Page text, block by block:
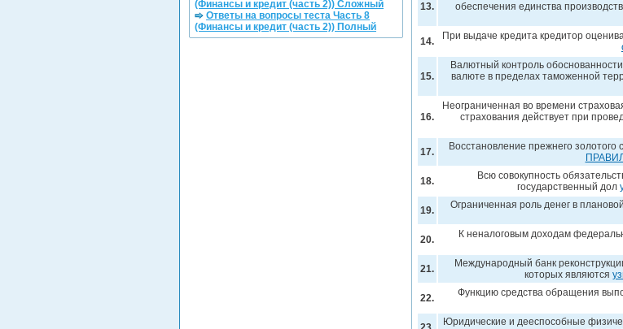
13.
обеспечения единства
14. При выдаче кредита кредитор
15.
Валютный контроль
валюте в пределах таможенной
16.
Неограниченная во времени
страхования действует при
17. Восстановление прежнего
18.
Всю совокупность
государственный дол
19. Ограниченная роль денег в
20. К неналоговым доходам
21.
Международный банк
которых являются
22. Функцию средства обращения
Юридические и дееспособные
(Финансы и кредит (часть 2)) Сложный
Ответы на вопросы теста Часть 8
(Финансы и кредит (часть 2)) Полный